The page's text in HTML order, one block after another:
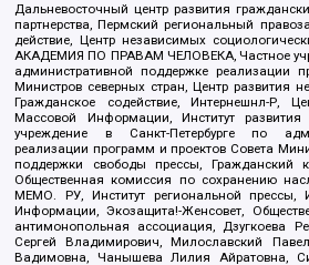
Дальневосточный центр развития
партнерства, Пермский региональный
действие, Центр независимых
АКАДЕМИЯ ПО ПРАВАМ ЧЕЛОВЕКА, Частное
административной поддержке реализации
Министров северных стран, Центр развития
Гражданское содействие, Интернешнл-Р,
Массовой Информации, Институт
учреждение в Санкт-Петербурге по
реализации программ и проектов Совета
поддержки свободы прессы, Гражданский
Общественная комиссия по сохранению
МЕМО. РУ, Институт региональной прессы,
Информации, Экозащита!-Женсовет,
антимонопольная ассоциация, Дзугкоева
Сергей Владимирович, Милославский
Вадимовна, Чанышева Лилия Айратовна,